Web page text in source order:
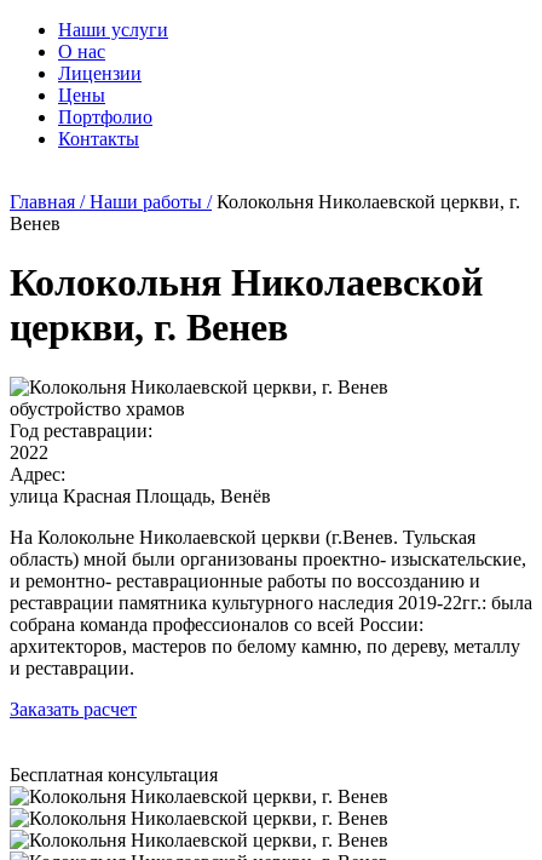
Наши услуги
О нас
Лицензии
Цены
Портфолио
Контакты
Главная / Наши работы / Колокольня Николаевской церкви, г.
Венев
Колокольня Николаевской
церкви, г. Венев
обустройство храмов
Год реставрации:
2022
Адрес:
улица Красная Площадь, Венёв
На Колокольне Николаевской церкви (г.Венев. Тульская
область) мной были организованы проектно- изыскательские,
и ремонтно- реставрационные работы по воссозданию и
реставрации памятника культурного наследия 2019-22гг.: была
собрана команда профессионалов со всей России:
архитекторов, мастеров по белому камню, по дереву, металлу
и реставрации.
Заказать расчет
Бесплатная консультация